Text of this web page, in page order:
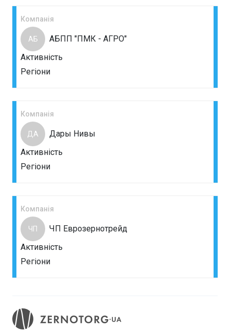
Компанія
АБ
АБПП "ПМК - АГРО"
Активність
Регіони
Компанія
ДА
Дары Нивы
Активність
Регіони
Компанія
ЧП
ЧП Еврозернотрейд
Активність
Регіони